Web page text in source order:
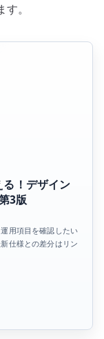
。
！デザイン
3版
用項目を確認したい
仕様との差分はリン